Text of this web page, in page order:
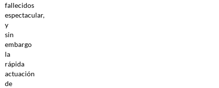
fallecidos
espectacular,
y
sin
embargo
la
rápida
actuación
de